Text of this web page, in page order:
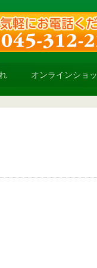
オンラインショ